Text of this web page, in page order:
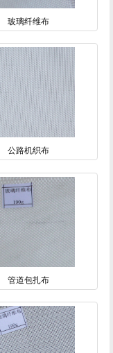
玻璃纤维布
公路机织布
管道包扎布